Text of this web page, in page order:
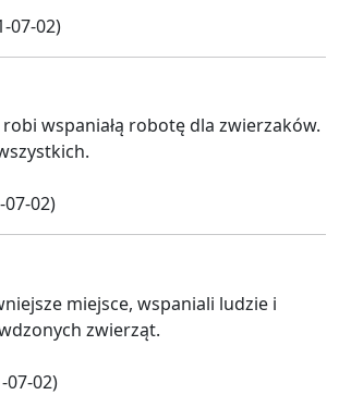
07-02)
wspaniałą robotę dla zwierzaków.
02)
miejsce, wspaniali ludzie i
zwierząt.
07-02)